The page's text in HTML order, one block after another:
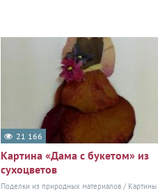
21 166
Картина «Дама с букетом» из
сухоцветов
Поделки из природных материалов/ Картины